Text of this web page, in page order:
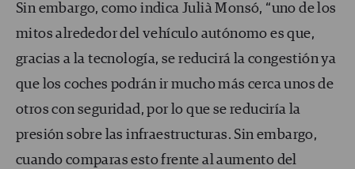
Sin embargo, como indica Julià Monsó, “uno de los
mitos alrededor del vehículo autónomo es que,
gracias a la tecnología, se reducirá la congestión ya
que los coches podrán ir mucho más cerca unos de
otros con seguridad, por lo que se reduciría la
presión sobre las infraestructuras. Sin embargo,
cuando comparas esto frente al aumento del